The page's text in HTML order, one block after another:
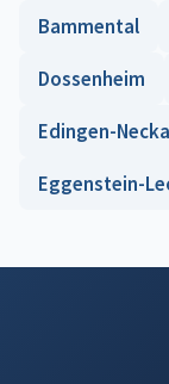
Bammental
Dossenheim
Edingen-
Eggenstein-